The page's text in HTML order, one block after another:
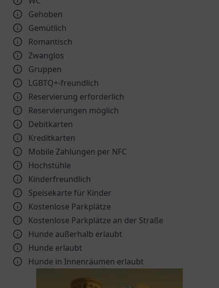
Gehoben
Gemütlich
Romantisch
Zwanglos
Gruppen
LGBTQ+-freundlich
Reservierung erforderlich
Reservierungen möglich
Debitkarten
Kreditkarten
Mobile Zahlungen per NFC
Hochstühle
Kinder­freundlich
Speisekarte für Kinder
Kostenlose Parkplätze
Kostenlose Parkplätze an der Straße
Hunde außerhalb erlaubt
Hunde erlaubt
Hunde in Innenräumen erlaubt